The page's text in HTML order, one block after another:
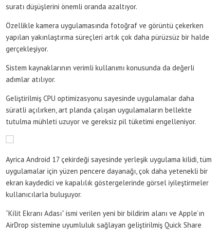
suratı düşüşlerini önemli oranda azaltıyor.
Özellikle kamera uygulamasında fotoğraf ve görüntü çekerken
yapılan yakınlaştırma süreçleri artık çok daha pürüzsüz bir halde
gerçekleşiyor.
Sistem kaynaklarının verimli kullanımı konusunda da değerli
adımlar atılıyor.
Geliştirilmiş CPU optimizasyonu sayesinde uygulamalar daha
süratli açılırken, art planda çalışan uygulamaların bellekte
tutulma mühleti uzuyor ve gereksiz pil tüketimi engelleniyor.
Ayrica Android 17 çekirdeği sayesinde yerleşik uygulama kilidi, tüm
uygulamalar için yüzen pencere dayanağı, çok daha yetenekli bir
ekran kaydedici ve kapalılık göstergelerinde görsel iyileştirmeler
kullanıcılarla buluşuyor.
“Kilit Ekranı Adası” ismi verilen yeni bir bildirim alanı ve Apple’ın
AirDrop sistemine uyumluluk sağlayan geliştirilmiş Quick Share